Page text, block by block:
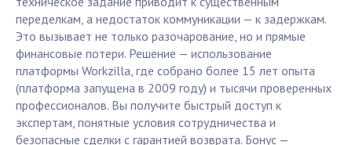
переделкам, а недостаток коммуникации — к задержкам.
Это вызывает не только разочарование, но и прямые
финансовые потери. Решение — использование
платформы Workzilla, где собрано более 15 лет опыта
(платформа запущена в 2009 году) и тысячи проверенных
профессионалов. Вы получите быстрый доступ к
экспертам, понятные условия сотрудничества и
безопасные сделки с гарантией возврата. Бонус —